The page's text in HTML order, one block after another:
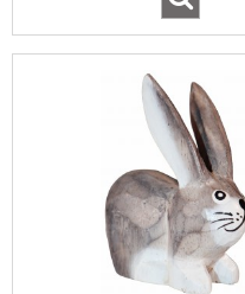
Łapacz snów średnica 22
kolory